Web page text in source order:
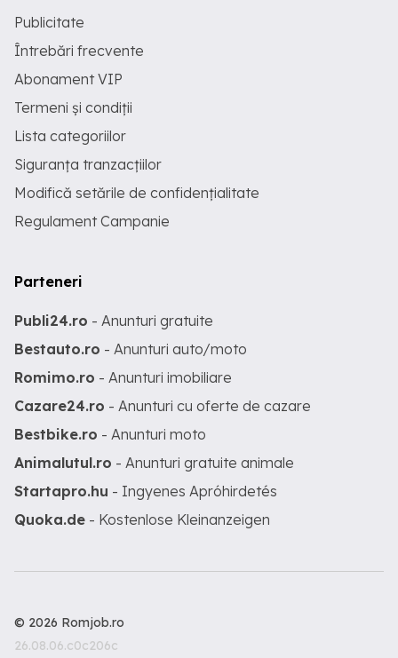
Publicitate
Întrebări frecvente
Abonament VIP
Termeni și condiții
Lista categoriilor
Siguranța tranzacțiilor
Modifică setările de confidențialitate
Regulament Campanie
Parteneri
Publi24.ro - Anunturi gratuite
Bestauto.ro - Anunturi auto/moto
Romimo.ro - Anunturi imobiliare
Cazare24.ro - Anunturi cu oferte de cazare
Bestbike.ro - Anunturi moto
Animalutul.ro - Anunturi gratuite animale
Startapro.hu - Ingyenes Apróhirdetés
Quoka.de - Kostenlose Kleinanzeigen
© 2026 Romjob.ro
26.08.06.c0c206c